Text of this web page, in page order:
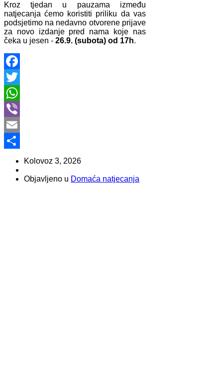
Kroz tjedan u pauzama između
natjecanja ćemo koristiti priliku da vas
podsjetimo na nedavno otvorene prijave
za novo izdanje pred nama koje nas
čeka u jesen - 26.9. (subota) od 17h.
Facebook
Twitter
WhatsApp
Viber
Email
Share
Kolovoz 3, 2026
Objavljeno u Domaća natjecanja